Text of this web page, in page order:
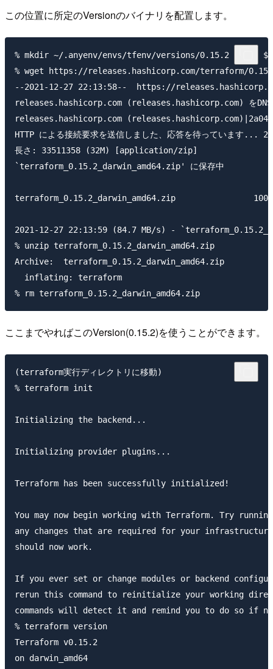
この位置に所定のVersionのバイナリを配置します。
% mkdir ~/.anyenv/envs/tfenv/versions/0.15.2 && cd $_
% wget https://releases.hashicorp.com/terraform/
--2021-12-27 22:13:58--  https://
releases.hashicorp.com (releases.hashicorp.com) を
releases.hashicorp.com
HTTP による接続要求を送信しました、応答を待っています...
長さ: 33511358 (32M) [application/zip]
`terraform_0.15.2_darwin_amd64.zip' に保存中
terraform_0.15.2_darwin_amd64.zip
2021-12-27 22:13:59 (84.7 MB/s) -
% unzip terraform_0.15.2_darwin_amd64.zip
Archive:  terraform_0.15.2_darwin_amd64.zip
  inflating: terraform
ここまでやればこのVersion(0.15.2)を使うことができます。
(terraform実行ディレクトリに移動)
% terraform init
Initializing the backend...
Initializing provider plugins...
Terraform has been successfully initialized!
You may now begin working with Terraform. Try
any changes that are required for your infrastructure.
should now work.
If you ever set or change modules or backend
rerun this command to reinitialize your working
commands will detect it and remind you to do so if
% terraform version
Terraform v0.15.2
on darwin_amd64